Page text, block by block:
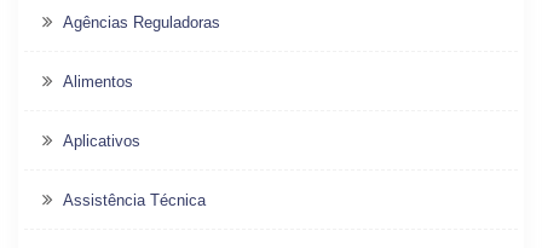
Agências Reguladoras
Alimentos
Aplicativos
Assistência Técnica